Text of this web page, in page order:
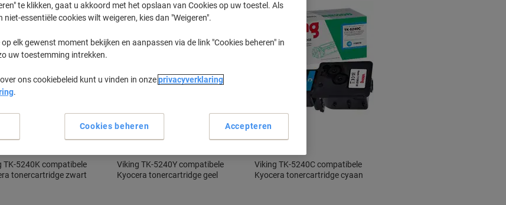
TK-5240K compatibele
tonercartridge zwart
Eigen
Geschenk
Viking TK-5240Y compatibele
Kyocera tonercartridge geel
Geschenk
Viking TK-5240C compatibele
Kyocera tonercartridge cyaan
te klikken, gaat u akkoord met het opslaan van Cookies op uw toestel. Als
niet-essentiële cookies wilt weigeren, kies dan "Weigeren".
elk gewenst moment bekijken en aanpassen via de link "Cookies beheren" in
uw toestemming intrekken.
ons cookiebeleid kunt u vinden in onzeprivacyverklaring
.
Cookies beheren Accepteren